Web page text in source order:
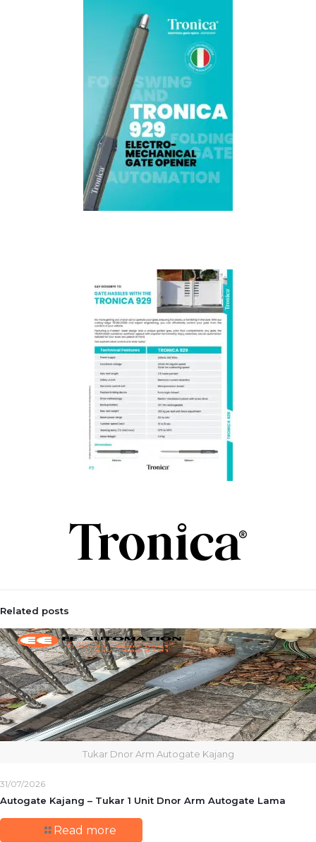
Related posts
Tukar Dnor Arm Autogate Kajang
31/07/2026
Autogate Kajang – Tukar 1 Unit Dnor Arm Autogate Lama
Read more